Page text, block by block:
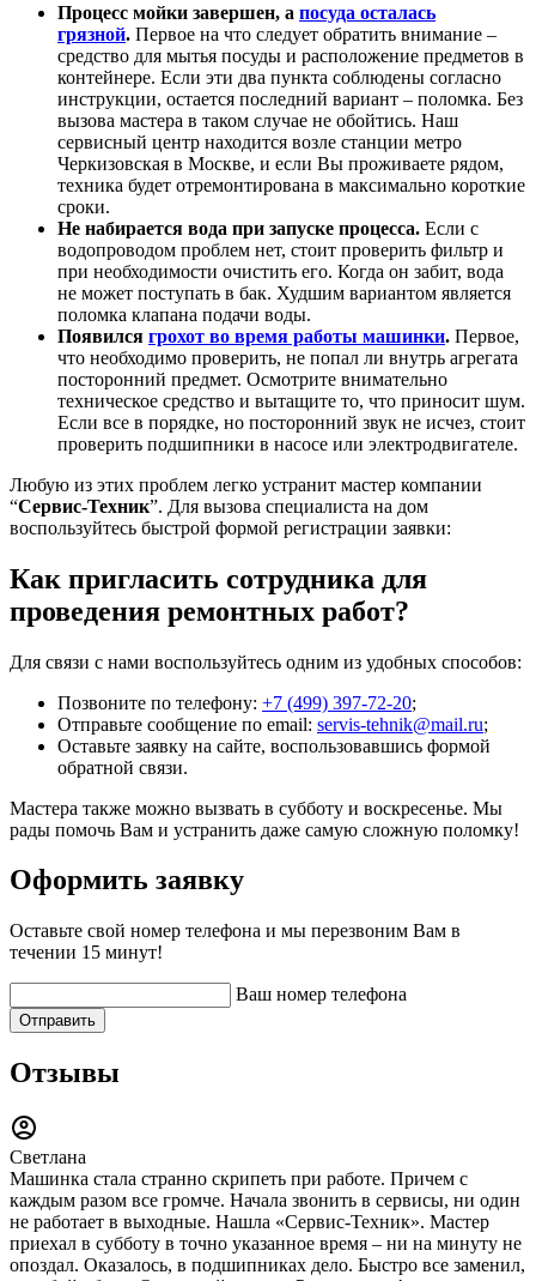
Процесс мойки завершен, а посуда осталась
грязной. Первое на что следует обратить внимание –
средство для мытья посуды и расположение предметов в
контейнере. Если эти два пункта соблюдены согласно
инструкции, остается последний вариант – поломка. Без
вызова мастера в таком случае не обойтись. Наш
сервисный центр находится возле станции метро
Черкизовская в Москве, и если Вы проживаете рядом,
техника будет отремонтирована в максимально короткие
сроки.
Не набирается вода при запуске процесса. Если с
водопроводом проблем нет, стоит проверить фильтр и
при необходимости очистить его. Когда он забит, вода
не может поступать в бак. Худшим вариантом является
поломка клапана подачи воды.
Появился грохот во время работы машинки. Первое,
что необходимо проверить, не попал ли внутрь агрегата
посторонний предмет. Осмотрите внимательно
техническое средство и вытащите то, что приносит шум.
Если все в порядке, но посторонний звук не исчез, стоит
проверить подшипники в насосе или электродвигателе.
Любую из этих проблем легко устранит мастер компании
“Сервис-Техник”. Для вызова специалиста на дом
воспользуйтесь быстрой формой регистрации заявки:
Как пригласить сотрудника для
проведения ремонтных работ?
Для связи с нами воспользуйтесь одним из удобных способов:
Позвоните по телефону: +7 (499) 397-72-20;
Отправьте сообщение по email: servis-tehnik@mail.ru;
Оставьте заявку на сайте, воспользовавшись формой
обратной связи.
Мастера также можно вызвать в субботу и воскресенье. Мы
рады помочь Вам и устранить даже самую сложную поломку!
Оформить заявку
Оставьте свой номер телефона и мы перезвоним Вам в
течении 15 минут!
Ваш номер телефона
Отправить
Отзывы
Светлана
Машинка стала странно скрипеть при работе. Причем с
каждым разом все громче. Начала звонить в сервисы, ни один
не работает в выходные. Нашла «Сервис-Техник». Мастер
приехал в субботу в точно указанное время – ни на минуту не
опоздал. Оказалось, в подшипниках дело. Быстро все заменил,